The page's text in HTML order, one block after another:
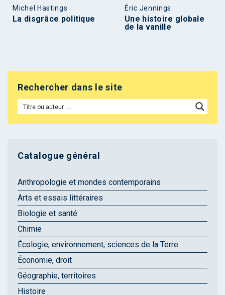
Michel Hastings
La disgrâce politique
Éric Jennings
Une histoire globale
de la vanille
Rechercher dans le site
Catalogue général
Anthropologie et mondes contemporains
Arts et essais littéraires
Biologie et santé
Chimie
Écologie, environnement, sciences de la Terre
Économie, droit
Géographie, territoires
Histoire